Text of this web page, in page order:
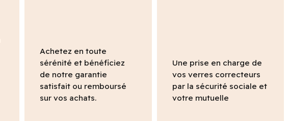
Achetez en toute
sérénité et bénéficiez
de notre garantie
satisfait ou remboursé
sur vos achats.
Une prise en charge de
vos verres correcteurs
par la sécurité sociale et
votre mutuelle